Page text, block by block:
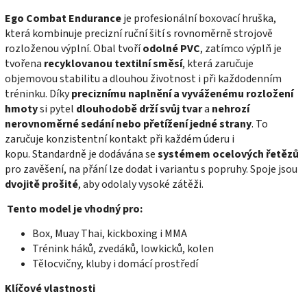
Ego Combat Enduranceje profesionální boxovací hruška,
která kombinuje precizní ruční šití s rovnoměrně strojově
rozloženou výplní. Obal tvoříodolné PVC, zatímco výplň je
tvořena recyklovanou textilní směsí, která zaručuje
objemovou stabilitu a dlouhou životnost i při každodenním
tréninku. Díkypreciznímu naplnění a vyváženému rozložení
hmotysi pytel dlouhodobě drží svůj tvara nehrozí
nerovnoměrné sedání nebo přetížení jedné strany. To
zaručuje konzistentní kontakt při každém úderu i
kopu.Standardně je dodávána sesystémem ocelových řetězů
pro zavěšení, na přání lze dodat i variantu s popruhy. Spoje jsou
dvojitě prošité, aby odolaly vysoké zátěži.
Tento model je vhodný pro:
Box, Muay Thai, kickboxing i MMA
Trénink háků, zvedáků, lowkicků, kolen
Tělocvičny, kluby i domácí prostředí
Klíčové vlastnosti